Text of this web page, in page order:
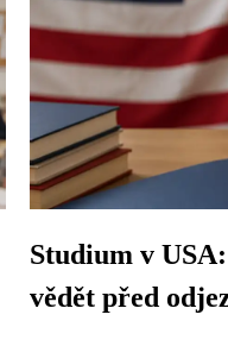
Studium v
vědět před